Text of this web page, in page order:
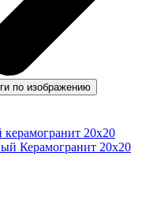
по изображению
20x20
Керамогранит 20x20